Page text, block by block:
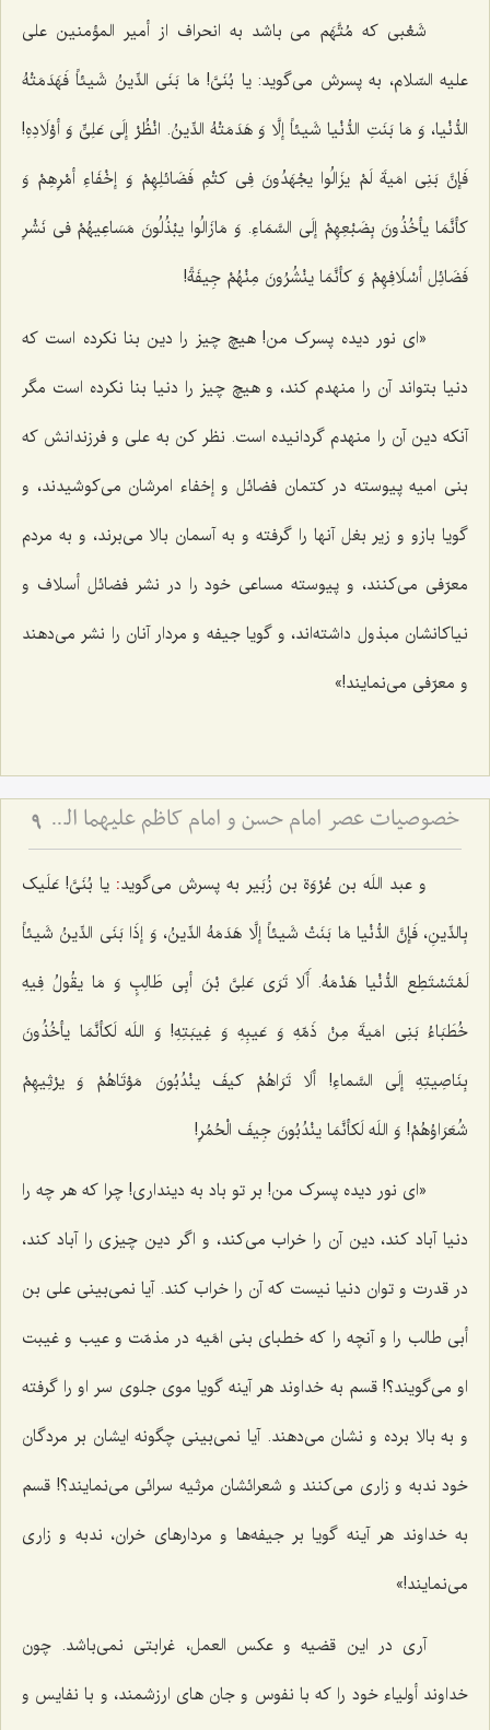
شَعْبى که مُتَّهَم مى ‌باشد به انحراف از أمیر المؤمنین على
علیه السّلام، به پسرش مى‌گوید:یا بُنَىَّ! مَا بَنَى الدِّینُ شَیئاً فَهَدَمَتْهُ
الدُّنْیا، وَ مَا بَنَتِ الدُّنْیا شَیئاً إلَّا وَ هَدَمَتْهُ الدِّینُ. انْظُرْ إلَى عَلِىٍّ وَ أوْلَادِهِ!
فَإنَّ بَنِى امَیةَ لَمْ یزَالُوا یجْهَدُونَ فِى کتْمِ فَضَائلِهِمْ وَ إخْفَاءِ أمْرِهِمْ وَ
کأنَّمَا یأخُذُونَ بِضَبْعِهِمْ إلَى السَّمَاءِ. وَ مَازَالُوا یبْذُلُونَ مَسَاعِیهُمْ فى نَشْرِ
فَضَائِل أسْلَافِهِمْ وَ کأنَّمَا ینْشُرُونَ مِنْهُمْ جِیفَةً!
«اى نور دیده پسرک من! هیچ چیز را دین بنا نکرده است که
دنیا بتواند آن را منهدم کند، و هیچ چیز را دنیا بنا نکرده است مگر
آنکه دین آن را منهدم گردانیده است. نظر کن به على و فرزندانش که
بنى امیه پیوسته در کتمان فضائل و إخفاء امرشان مى‌کوشیدند، و
گویا بازو و زیر بغل آنها را گرفته و به آسمان بالا مى‌برند، و به مردم
معرّفى مى‌کنند، و پیوسته مساعى خود را در نشر فضائل أسلاف و
نیاکانشان مبذول داشته‌اند، و گویا جیفه و مردار آنان را نشر مى‌دهند
و معرّفى مى‌نمایند!»
خصوصیات عصر امام حسن و امام کاظم علیهما السلام از منظر علامه طهرانی 9
و عبد اللَه بن عُرْوَة بن زُبَیر به پسرش مى‌گوید:یا بُنَىَّ! عَلَیک
بِالدِّینِ، فَإنَّ الدُّنْیا مَا بَنَتْ شَیئاً إلَّا هَدَمَهُ الدِّینُ، وَ إذَا بَنَى الدِّینُ شَیئاً
لَمْتَسْتَطِع الدُّنْیا هَدْمَهُ. أَلَا تَرَى عَلِىَّ بْنَ أبِى طَالِبٍ وَ مَا یقُولُ فِیهِ
خُطَبَاءُ بَنِى امَیةَ مِنْ ذَمِّهِ وَ عَیبِهِ وَ غِیبَتِهِ! وَ اللَه لَکأنَّمَا یأخُذُونَ
بِنَاصِیتِهِ إلَى السَّماءِ! ألَا تَرَاهُمْ کیفَ ینْدُبُونَ مَوْتَاهُمْ وَ یرْثِیهِمْ
شُعَرَاوُهُمْ! وَ اللَه لَکأنَّمَا ینْدُبُونَ جِیفَ الْحُمُرِ!
«اى نور دیده پسرک من! بر تو باد به دیندارى! چرا که هر چه را
دنیا آباد کند، دین‌ آن را خراب مى‌کند، و اگر دین چیزى را آباد کند،
در قدرت و توان دنیا نیست که آن را خراب کند. آیا نمى‌بینى على بن
أبى طالب را و آنچه را که خطباى بنى امَّیه در مذمّت و عیب و غیبت
او مى‌گویند؟! قسم به خداوند هر آینه گویا موى جلوى سر او را گرفته
و به بالا برده و نشان مى‌دهند. آیا نمى‌بینى چگونه ایشان بر مردگان
خود ندبه و زارى مى‌کنند و شعرائشان مرثیه سرائى مى‌نمایند؟! قسم
به خداوند هر آینه گویا بر جیفه‌ها و مردارهاى خران، ندبه و زارى
مى‌نمایند!»
آرى در این قضیه و عکس العمل، غرابتى نمى‌باشد. چون
خداوند أولیاء خود را که با نفوس و جان هاى ارزشمند، و با نفایس و